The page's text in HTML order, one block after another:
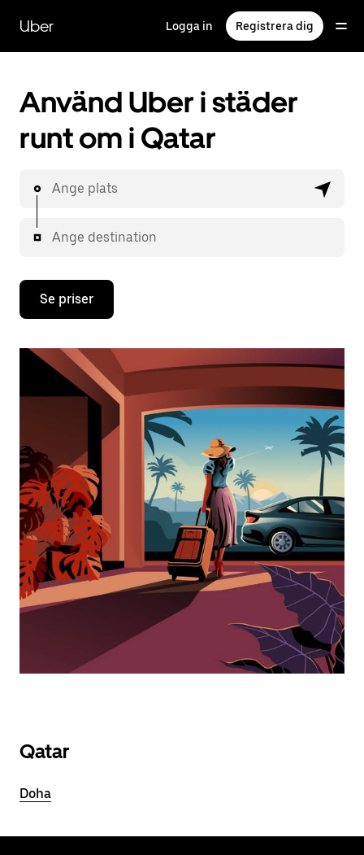
huvudinnehållet
Uber Logga in Registrera dig
Använd Uber i städer
runt om i Qatar
Ange plats
Ange destination
Se priser
Qatar
Doha